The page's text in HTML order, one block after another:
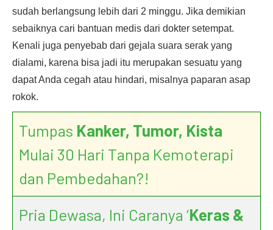
sudah berlangsung lebih dari 2 minggu. Jika demikian
sebaiknya cari bantuan medis dari dokter setempat.
Kenali juga penyebab dari gejala suara serak yang
dialami, karena bisa jadi itu merupakan sesuatu yang
dapat Anda cegah atau hindari, misalnya paparan asap
rokok.
Tumpas Kanker, Tumor, Kista
Mulai 30 Hari Tanpa Kemoterapi
dan Pembedahan?!
Pria Dewasa, Ini Caranya ‘Keras &